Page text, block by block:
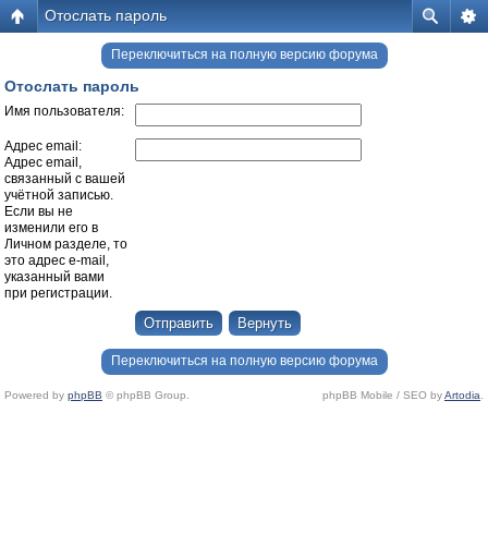
Отослать пароль
Переключиться на полную версию форума
Отослать пароль
Имя пользователя:
Адрес email:
Адрес email,
связанный с вашей
учётной записью.
Если вы не
изменили его в
Личном разделе, то
это адрес e-mail,
указанный вами
при регистрации.
Переключиться на полную версию форума
Powered by phpBB © phpBB Group. phpBB Mobile / SEO byArtodia